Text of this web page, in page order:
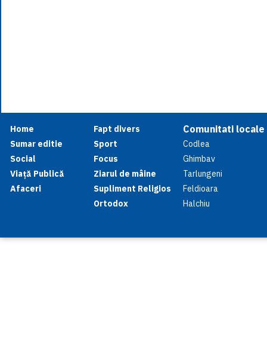
Home
Sumar editie
Social
Viață Publică
Afaceri
Fapt divers
Sport
Focus
Ziarul de mâine
Supliment Religios
Ortodox
Comunitati locale
Codlea
Ghimbav
Tarlungeni
Feldioara
Halchiu